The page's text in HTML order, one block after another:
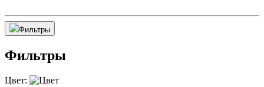
Фильтры
Фильтры
Цвет: